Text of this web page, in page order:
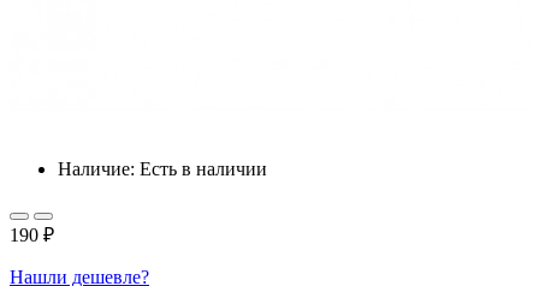
Наличие: Есть в наличии
190 ₽
Нашли дешевле?